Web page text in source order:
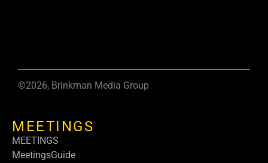
©2026, Brinkman Media Group
MEETINGS
MEETINGS
MeetingsGuide